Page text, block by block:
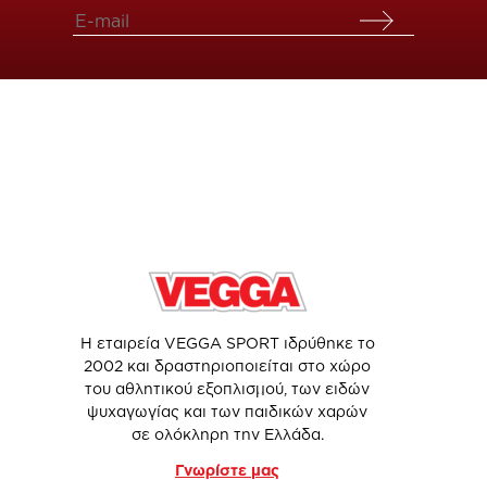
Η εταιρεία VEGGA SPORT ιδρύθηκε το
2002 και δραστηριοποιείται στο χώρο
του αθλητικού εξοπλισμού, των ειδών
ψυχαγωγίας και των παιδικών χαρών
σε ολόκληρη την Ελλάδα.
Γνωρίστε μας